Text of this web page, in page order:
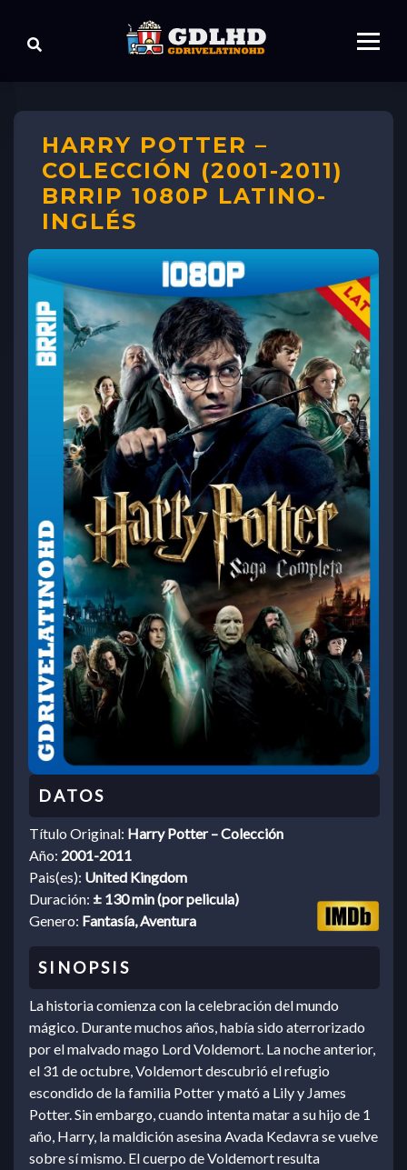
HARRY POTTER –
COLECCIÓN (2001-2011)
BRRIP 1080P LATINO-
INGLÉS
Título Original: Harry Potter – Colección
Año: 2001-2011
Pais(es): United Kingdom
Duración: ± 130 min (por pelicula)
Genero: Fantasía, Aventura
La historia comienza con la celebración del mundo
mágico. Durante muchos años, había sido aterrorizado
por el malvado mago Lord Voldemort. La noche anterior,
el 31 de octubre, Voldemort descubrió el refugio
escondido de la familia Potter y mató a Lily y James
Potter. Sin embargo, cuando intenta matar a su hijo de 1
año, Harry, la maldición asesina Avada Kedavra se vuelve
sobre sí mismo. El cuerpo de Voldemort resulta